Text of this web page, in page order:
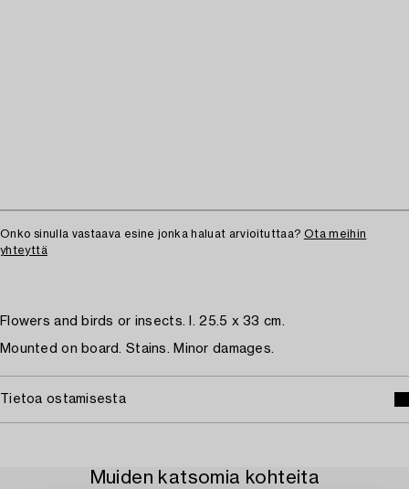
Onko sinulla vastaava esine jonka haluat arvioituttaa? Ota meihin
yhteyttä
Flowers and birds or insects. I. 25.5 x 33 cm.
Mounted on board. Stains. Minor damages.
Tietoa ostamisesta
Muiden katsomia kohteita